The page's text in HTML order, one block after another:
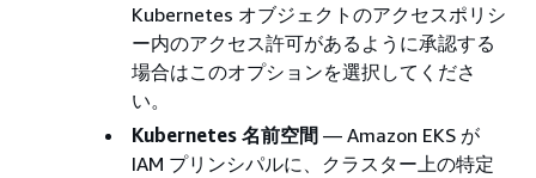
Kubernetes オブジェクトのアクセスポリシ
ー内のアクセス許可があるように承認する
場合はこのオプションを選択してくださ
い。
Kubernetes 名前空間 — Amazon EKS が
IAM プリンシパルに、クラスター上の特定